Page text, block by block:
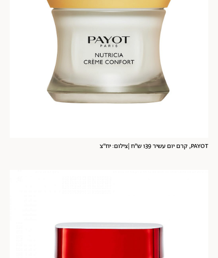
PAYOT, קרם יום עשיר 139 ש"ח |צילום: יח"צ